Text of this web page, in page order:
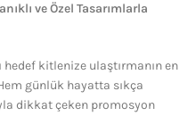
ve Özel Tasarımlarla
kitlenize ulaştırmanın en
günlük hayatta sıkça
dikkat çeken promosyon